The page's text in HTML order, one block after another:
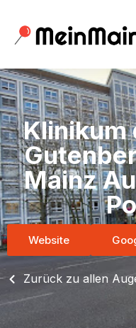
Klinikum
Mainz
Website
Zurück zu allen